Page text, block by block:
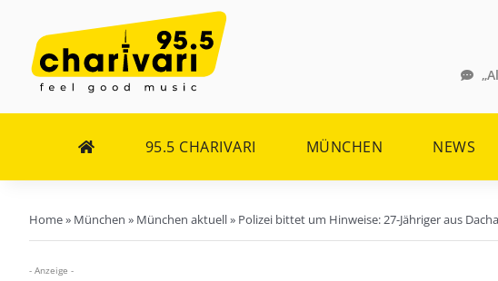
Inhalt
springen
95.5 CHARIVARI MÜNCHEN NEWS
Home» München » München aktuell» Polizei bittet um Hinweise: 27-Jähriger aus
- Anzeige -